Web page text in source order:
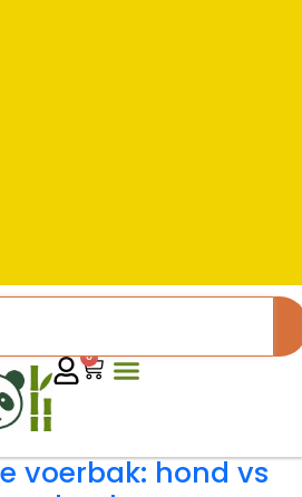
0
voerbak: hond vs